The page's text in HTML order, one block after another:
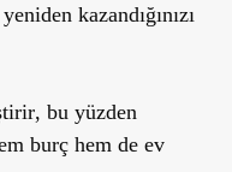
kazandığınızı
, bu yüzden
burç hem de ev